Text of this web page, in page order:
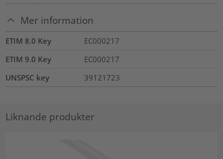
Mer information
ETIM 8.0 Key
EC000217
ETIM 9.0 Key
EC000217
UNSPSC key
39121723
Liknande produkter